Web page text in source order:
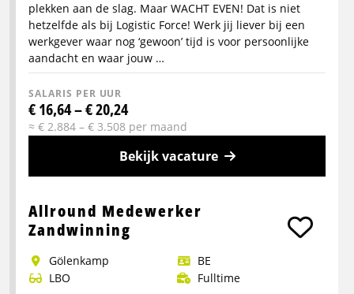
plekken aan de slag. Maar WACHT EVEN! Dat is niet
hetzelfde als bij Logistic Force! Werk jij liever bij een
werkgever waar nog ‘gewoon’ tijd is voor persoonlijke
aandacht en waar jouw …
SALARIS PER UUR
€ 16,64 – € 20,24
≈ € 2.884 – € 3.508 per maand
Bekijk vacature
info
over
Winkeldistributie
Zaterdag
Allround Medewerker
Zandwinning
Gölenkamp
BE
LBO
Fulltime